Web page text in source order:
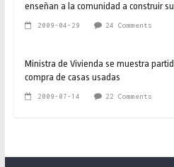
enseñan a la comunidad a construir
2009-04-29 24 Comments
Ministra de Vivienda se muestra
compra de casas usadas
2009-07-14 22 Comments